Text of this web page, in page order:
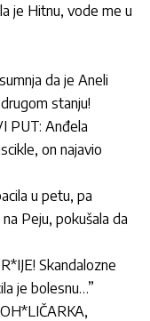
je Hitnu, vode me u
da je Aneli
stanju!
PUT: Anđela
on najavio
u petu, pa
Peju, pokušala da
Skandalozne
je bolesnu…”